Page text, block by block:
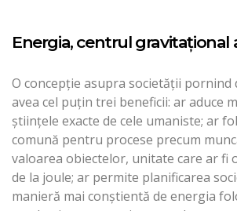
Energia, centrul gravitațional
O concepție asupra societății pornind
avea cel puțin trei beneficii: ar aduce
științele exacte de cele umaniste; ar
comună pentru procese precum
valoarea obiectelor, unitate care ar fi
de la joule; ar permite planificarea
manieră mai conștientă de energia